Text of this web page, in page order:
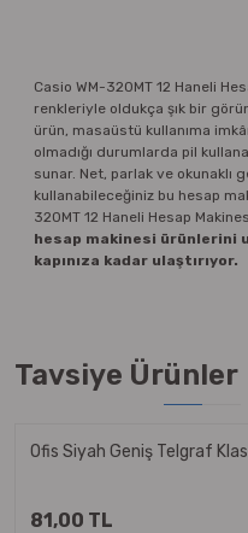
Casio WM-320MT 12 Haneli
renkleriyle oldukça şık bir
ürün, masaüstü kullanıma
olmadığı durumlarda pil
sunar. Net, parlak ve okunaklı
kullanabileceğiniz bu hesap
320MT 12 Haneli Hesap
hesap makinesi ürünlerini
kapınıza kadar ulaştırıyor.
Tavsiye Ürünler
Ofis Siyah Geniş Telgraf
81,00 TL